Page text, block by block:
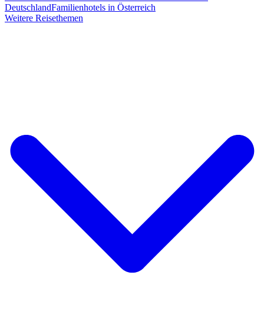
DeutschlandFamilienhotels in Österreich
Weitere Reisethemen